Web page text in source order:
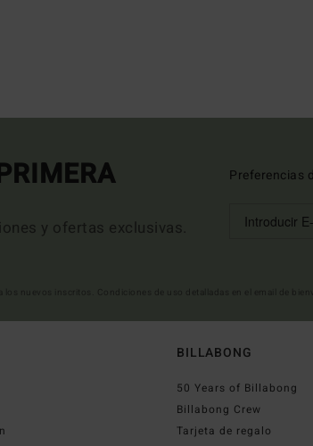
y ofertas exclusivas.
Preferencias
BILLABONG
50 Years of Billabong
Billabong Crew
Tarjeta de regalo